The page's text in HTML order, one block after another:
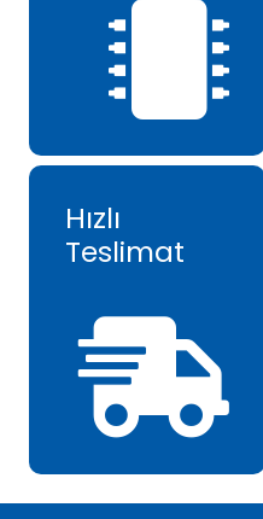
Hızlı
Teslimat